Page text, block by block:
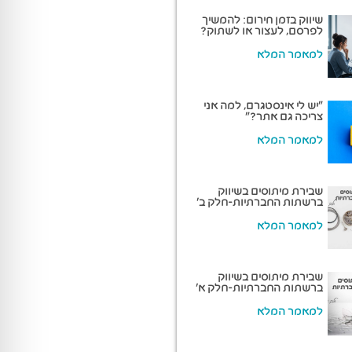
שיווק בזמן חירום: להמשיך
לפרסם, לעצור או לשתוק?
למאמר המלא
“יש לי אינסטגרם, למה אני
צריכה גם אתר?”
למאמר המלא
שבירת מיתוסים בשיווק
ברשתות החברתיות-חלק ב'
למאמר המלא
שבירת מיתוסים בשיווק
ברשתות החברתיות-חלק א'
למאמר המלא